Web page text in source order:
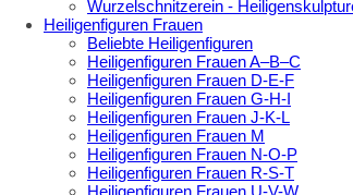
Wurzelschnitzerein -
Heiligenfiguren Frauen
Beliebte Heiligenfiguren
Heiligenfiguren Frauen A–B–C
Heiligenfiguren Frauen D-E-F
Heiligenfiguren Frauen G-H-I
Heiligenfiguren Frauen J-K-L
Heiligenfiguren Frauen M
Heiligenfiguren Frauen N-O-P
Heiligenfiguren Frauen R-S-T
Heiligenfiguren Frauen U-V-W